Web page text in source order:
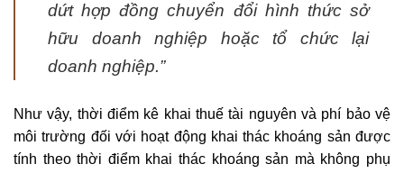
dứt hợp đồng chuyển đổi hình thức sở
hữu doanh nghiệp hoặc tổ chức lại
doanh nghiệp.”
Như vậy, thời điểm kê khai thuế tài nguyên và phí bảo vệ
môi trường đối với hoạt động khai thác khoáng sản được
tính theo thời điểm khai thác khoáng sản mà không phụ